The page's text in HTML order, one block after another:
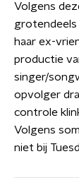
Volgens
grotendeels
haar ex-
productie
singer/
opvolger
controle
Volgens
niet bij